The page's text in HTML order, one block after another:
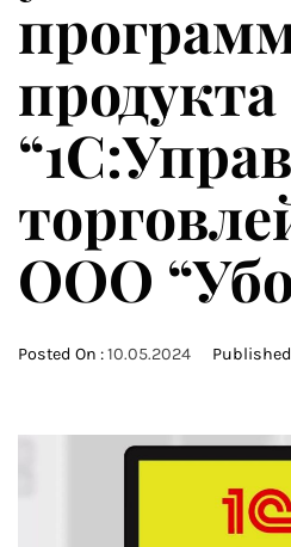
продукта
ООО
Posted On :10.05.2024